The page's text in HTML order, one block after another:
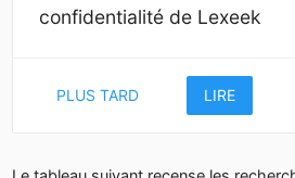
confidentialité de Lexeek
PLUS TARD LIRE